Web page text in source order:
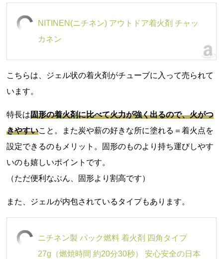
NITINEN(ニチネン) アウトドア着火剤 チャッ
カネン
こちらは、ジェル状の着火剤がチューブに入って売られて
います。
特長は固形の着火剤に比べて火力が強く出るので、火がつ
きやすいこと。また炭や薪の好きな所に塗れる＝着火点を
設定できるのもメリット。固形のものより持ち運びしやす
いのも嬉しいポイントです。
（ただ便利なぶん、固形より割高です）
また、ジェルが内包されているタイプもあります。
ニチネン製 パック燃料 着火剤 四角タイプ
27g（燃焼時間 約20分30秒） 安心安全の日本